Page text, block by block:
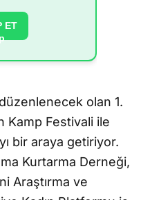
ET
olan 1.
Kamp Festivali ile
bir araya getiriyor.
Kurtarma Derneği,
Araştırma ve